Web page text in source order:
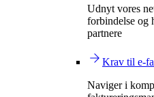
Udnyt vores
forbindelse og
partnere
Krav til e-
Naviger i